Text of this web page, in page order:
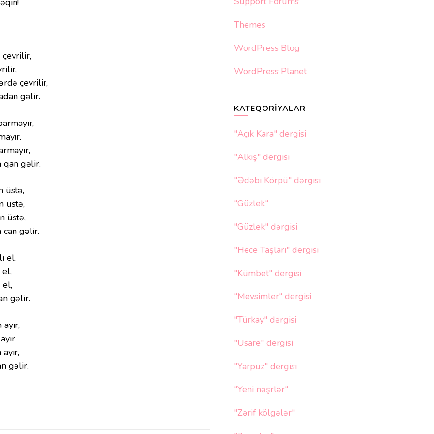
çevrilir,
gəlir.
qan gəlir.
üstə,
üstə,
üstə,
can gəlir.
el,
el,
el,
gəlir.
gəlir.
Themes
WordPress Blog
WordPress Planet
KATEQORIYALAR
"Açık Kara" dergisi
"Alkış" dergisi
"Ədəbi Körpü" dərgisi
"Güzlek"
"Güzlek" dərgisi
"Hece Taşları" dergisi
"Kümbet" dergisi
"Mevsimler" dergisi
"Türkay" dərgisi
"Usare" dergisi
"Yarpuz" dergisi
"Yeni nəşrlər"
"Zərif kölgələr"